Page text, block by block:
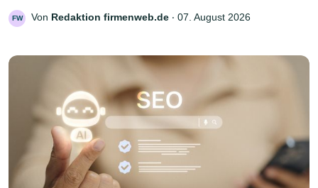
FW Von Redaktion firmenweb.de ‧ 07. August 2026